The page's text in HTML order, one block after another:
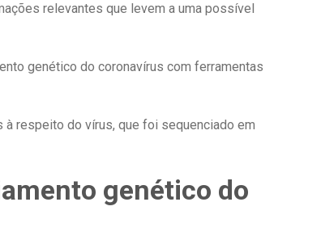
relevantes que levem a uma possível
genético do coronavírus com ferramentas
respeito do vírus, que foi sequenciado em
genético do